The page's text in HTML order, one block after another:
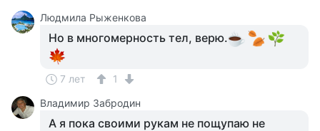
Людмила Рыженкова
Но в многомерность тел, верю.
7 лет
1
Владимир Забродин
А я пока своими рукам не пощупаю не